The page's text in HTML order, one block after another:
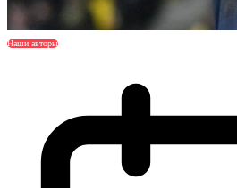
Наши авторы